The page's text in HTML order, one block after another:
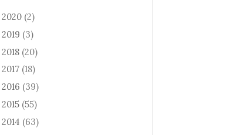
2020 (2)
2019 (3)
2018 (20)
2017 (18)
2016 (39)
2015 (55)
2014 (63)